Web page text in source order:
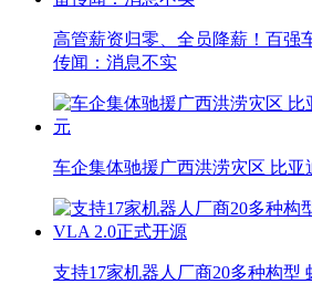
高管薪资归零、全员降薪！百强
传闻：消息不实
车企集体驰援广西洪涝灾区 比亚
支持17家机器人厂商20多种构型